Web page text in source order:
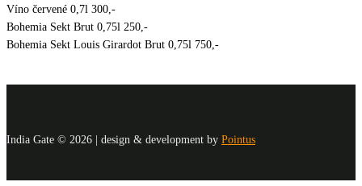
Víno červené 0,7l 300,-
Bohemia Sekt Brut 0,75l 250,-
Bohemia Sekt Louis Girardot Brut 0,75l 750,-
India Gate © 2026 | design & development by Pointus